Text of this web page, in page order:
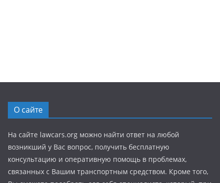
О сайте
На сайте lawcars.org можно найти ответ на любой
возникший у Вас вопрос, получить бесплатную
консультацию и оперативную помощь в проблемах,
связанных с Вашим транспортным средством. Кроме того,